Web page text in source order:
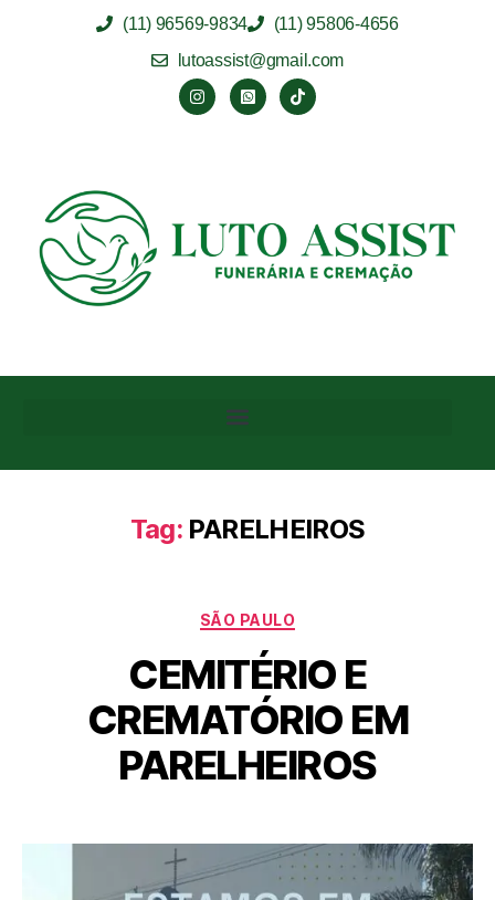
(11) 96569-9834
(11) 95806-4656
lutoassist@gmail.com
Tag: PARELHEIROS
SÃO PAULO
CEMITÉRIO E
CREMATÓRIO EM
PARELHEIROS